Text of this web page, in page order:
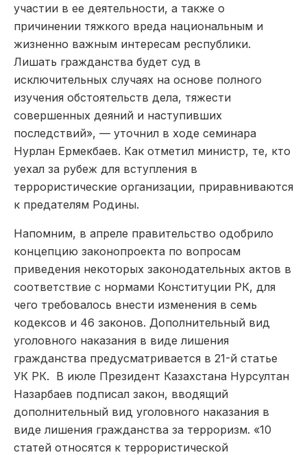
участии в ее деятельности, а также о
причинении тяжкого вреда национальным и
жизненно важным интересам республики.
Лишать гражданства будет суд в
исключительных случаях на основе полного
изучения обстоятельств дела, тяжести
совершенных деяний и наступивших
последствий», — уточнил в ходе семинара
Нурлан Ермекбаев. Как отметил министр, те, кто
уехал за рубеж для вступления в
террористические организации, приравниваются
к предателям Родины.
Напомним, в апреле правительство одобрило
концепцию законопроекта по вопросам
приведения некоторых законодательных актов в
соответствие с нормами Конституции РК, для
чего требовалось внести изменения в семь
кодексов и 46 законов. Дополнительный вид
уголовного наказания в виде лишения
гражданства предусматривается в 21-й статье
УК РК. В июле Президент Казахстана Нурсултан
Назарбаев подписал закон, вводящий
дополнительный вид уголовного наказания в
виде лишения гражданства за терроризм. «10
статей относятся к террористической